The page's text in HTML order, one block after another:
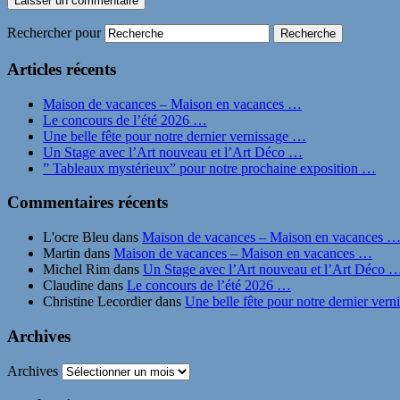
Rechercher pour
Articles récents
Maison de vacances – Maison en vacances …
Le concours de l’été 2026 …
Une belle fête pour notre dernier vernissage …
Un Stage avec l’Art nouveau et l’Art Déco …
” Tableaux mystérieux” pour notre prochaine exposition …
Commentaires récents
L'ocre Bleu dans Maison de vacances – Maison en vacances …
Martin dans Maison de vacances – Maison en vacances …
Michel Rim dans Un Stage avec l’Art nouveau et l’Art Déco …
Claudine dans Le concours de l’été 2026 …
Christine Lecordierdans Une belle fête pour notre dernier
Archives
Archives